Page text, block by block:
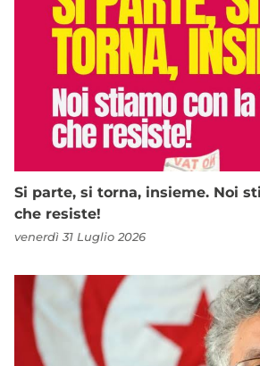
Si parte, si torna, insieme. Noi
che resiste!
venerdì 31 Luglio 2026